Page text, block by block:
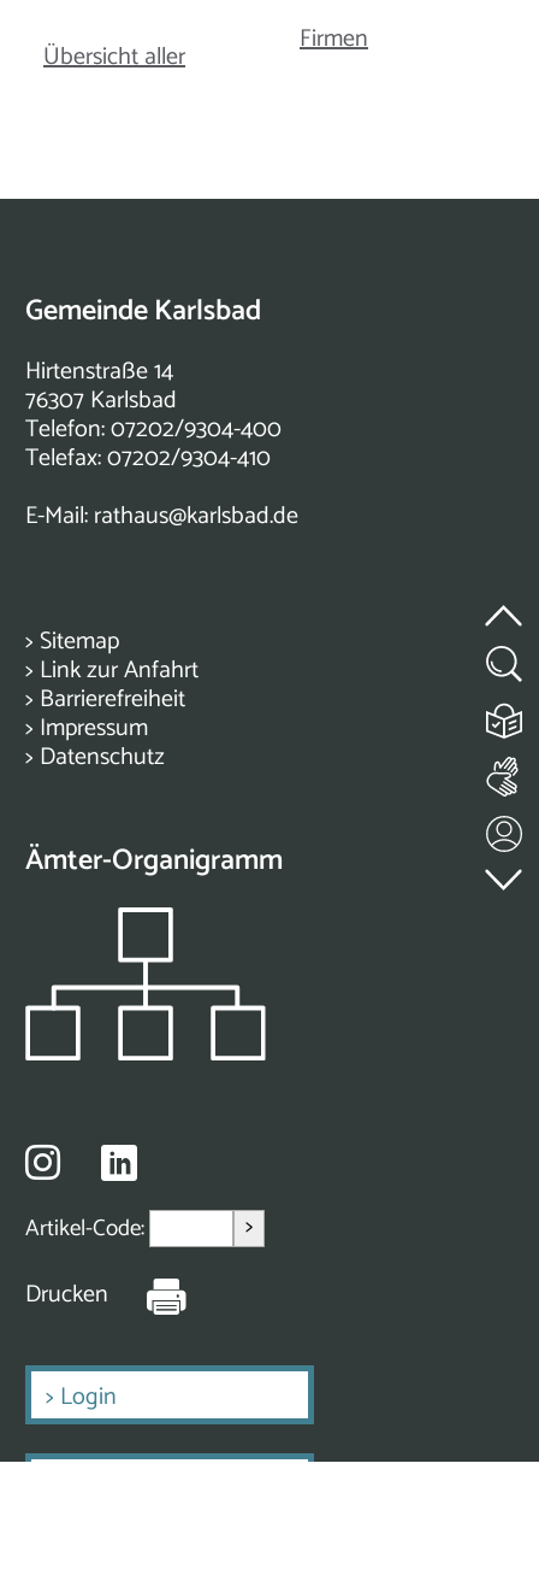
Übersicht aller Firmen
Gemeinde Karlsbad
Hirtenstraße 14
76307 Karlsbad
Telefon: 07202/9304-400
Telefax: 07202/9304-410
E-Mail:rathaus@karlsbad.de
> Sitemap
> Link zur Anfahrt
> Barrierefreiheit
> Impressum
> Datenschutz
Ämter-Organigramm
Artikel-Code: >
Drucken
> Login